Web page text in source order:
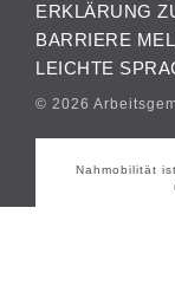
ERKLÄRUNG
BARRIERE
LEICHTE
© 2026
Nahmobilität